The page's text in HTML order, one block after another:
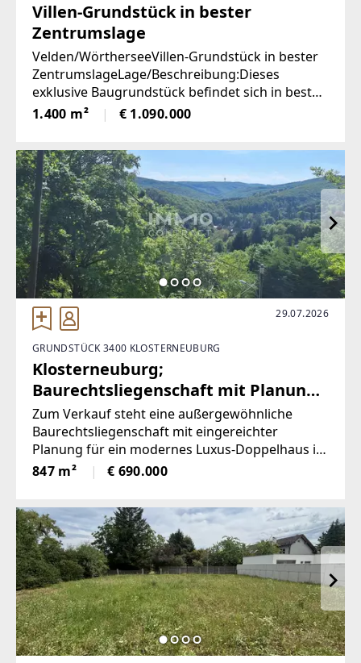
Villen-Grundstück in bester
Zentrumslage
Velden/WörtherseeVillen-Grundstück in bester
ZentrumslageLage/Beschreibung:Dieses
exklusive Baugrundstück befindet sich in bester
Villen- und Zentrumslage von Velden am
Wörthersee. Es bietet eine schöne
1.400 m² € 1.090.000
29.07.2026
GRUNDSTÜCK 3400 KLOSTERNEUBURG
Klosterneuburg;
Baurechtsliegenschaft mit Planung
für ein Luxus Doppelhaus; kurz vor
Baugenehmigung, Baurechtszins
nur 650.-/Monat
Zum Verkauf steht eine außergewöhnliche
Baurechtsliegenschaft mit eingereichter
Planung für ein modernes Luxus-Doppelhaus in
begehrter Lage von Klosterneuburg.Die
architektonisch hochwertige Planung umfasst
847 m² € 690.000